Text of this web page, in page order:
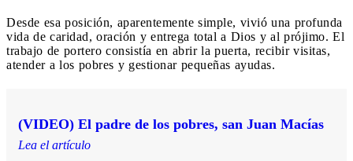
Desde esa posición, aparentemente simple, vivió una profunda
vida de caridad, oración y entrega total a Dios y al prójimo. El
trabajo de portero consistía en abrir la puerta, recibir visitas,
atender a los pobres y gestionar pequeñas ayudas.
(VIDEO) El padre de los pobres, san Juan Macías
Lea el artículo